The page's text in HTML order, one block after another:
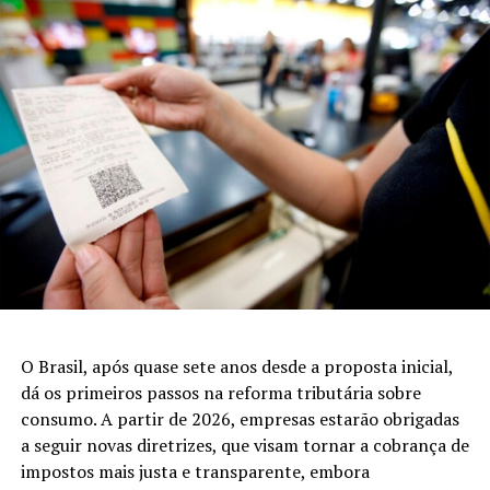
Senado
É verdade que existe umprojeto de lei, oPL
3.739/2024
, que está atualmente em discussão no
Senado. Este projeto, de autoria do senador Cleitinho
(Republicanos-MG), visa alterar a Legislação do Bolsa
Família, introduzindo um cartão de pagamento para
dispêndios autorizados. Contudo, é vital esclarecer que
este projeto não foi ainda votado e, portanto, não altera
as regras vigentes.
sobreviventes
Detalhes do PL 3.739/2024
Este projeto propõe que os benefícios do Bolsa Família
O Brasil, após quase sete anos desde a proposta inicial,
dá os primeiros passos na reforma tributária sobre
consumo. A partir de 2026, empresas estarão obrigadas
a seguir novas diretrizes, que visam tornar a cobrança de
impostos mais justa e transparente, embora